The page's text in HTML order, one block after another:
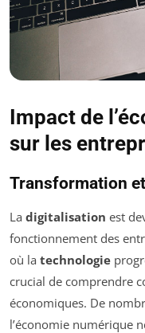
Impact de
sur les
Transformation
La digitalisation est
fonctionnement des
où la technologie
crucial de comprendre
économiques. De
l’économie numérique